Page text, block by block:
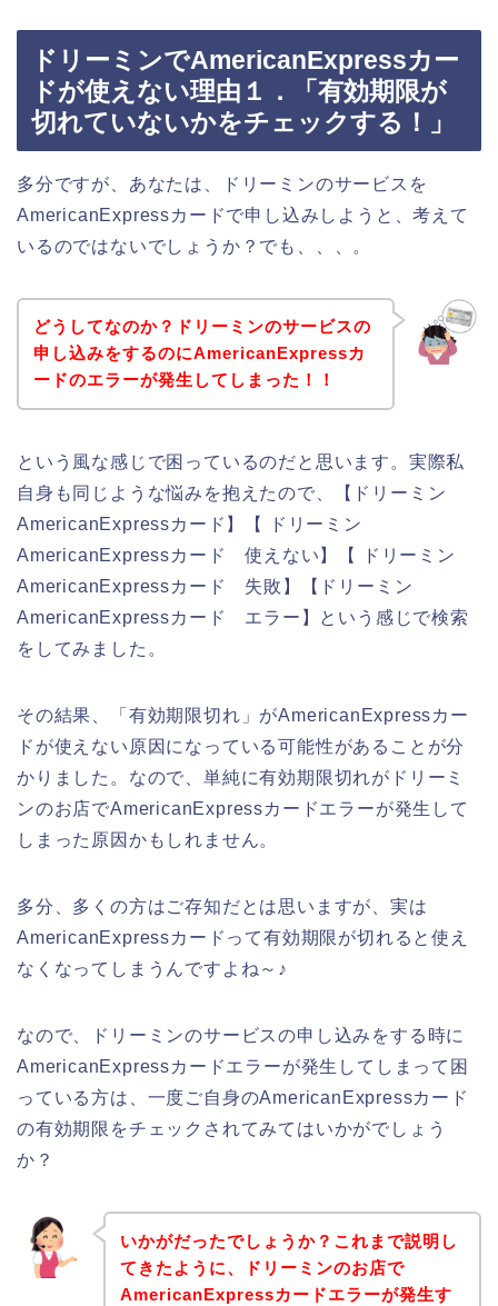
ドリーミンでAmericanExpressカー
ドが使えない理由１．「有効期限が
切れていないかをチェックする！」
多分ですが、あなたは、ドリーミンのサービスを
AmericanExpressカードで申し込みしようと、考えて
いるのではないでしょうか？でも、、、。
どうしてなのか？ドリーミンのサービスの
申し込みをするのにAmericanExpressカ
ードのエラーが発生してしまった！！
という風な感じで困っているのだと思います。実際私
自身も同じような悩みを抱えたので、【ドリーミン
AmericanExpressカード】【 ドリーミン
AmericanExpressカード 使えない】【 ドリーミン
AmericanExpressカード 失敗】【ドリーミン
AmericanExpressカード エラー】という感じで検索
をしてみました。
その結果、「有効期限切れ」がAmericanExpressカー
ドが使えない原因になっている可能性があることが分
かりました。なので、単純に有効期限切れがドリーミ
ンのお店でAmericanExpressカードエラーが発生して
しまった原因かもしれません。
多分、多くの方はご存知だとは思いますが、実は
AmericanExpressカードって有効期限が切れると使え
なくなってしまうんですよね～♪
なので、ドリーミンのサービスの申し込みをする時に
AmericanExpressカードエラーが発生してしまって困
っている方は、一度ご自身のAmericanExpressカード
の有効期限をチェックされてみてはいかがでしょう
か？
いかがだったでしょうか？これまで説明し
てきたように、ドリーミンのお店で
AmericanExpressカードエラーが発生す